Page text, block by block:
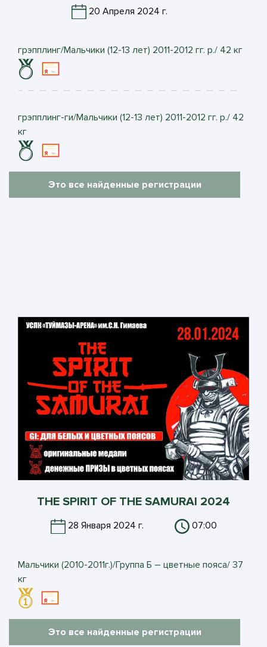
20 Апреля 2024 г.
грэпплинг/Мальчики (12-13 лет) 2011-2012 гг. р./ 42 кг
грэпплинг-ги/Мальчики (12-13 лет) 2011-2012 гг. р./ 42
кг
Это все найденные регистрации
THE SPIRIT OF THE SAMURAI 2024
28 Января 2024 г. 07:00
Мальчики (2010-2011г.)/Группа Б – цветные пояса/ 37
кг
Это все найденные регистрации